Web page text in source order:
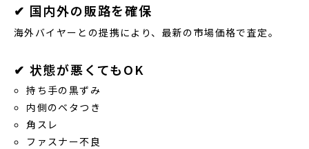
✔ 国内外の販路を確保
海外バイヤーとの提携により、最新の市場価格で査定。
✔ 状態が悪くてもOK
持ち手の黒ずみ
内側のベタつき
角スレ
ファスナー不良